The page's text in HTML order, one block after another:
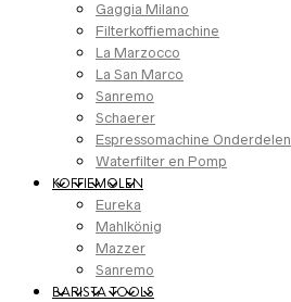
Gaggia Milano
Filterkoffiemachine
La Marzocco
La San Marco
Sanremo
Schaerer
Espressomachine Onderdelen
Waterfilter en Pomp
KOFFIEMOLEN
Eureka
Mahlkönig
Mazzer
Sanremo
BARISTA TOOLS